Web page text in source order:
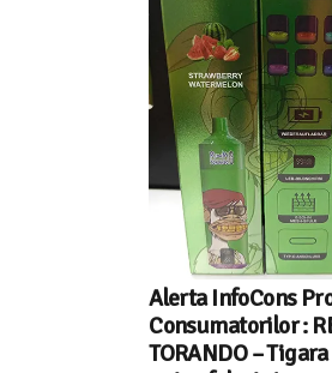
Alerta InfoCons
Consumatorilor :
TORANDO –